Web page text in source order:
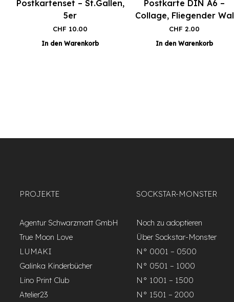
Postkartenset – St.Gallen,
5er
CHF 10.00
In den Warenkorb
Postkarte DIN A6 –
Collage, Fliegender Wal
CHF 2.00
In den Warenkorb
PROJEKTE
Agentur Schwarzmatt GmbH
True Moon Love
LUMAKI
Galinka Kinderbücher
Lino Print Club
Atelier23
SOCKSTAR-MONSTER
Noch zu adoptieren
Über Sockstar-Monster
N° 0001 – 0500
N° 0501 – 1000
N° 1001 – 1500
N° 1501 – 2000